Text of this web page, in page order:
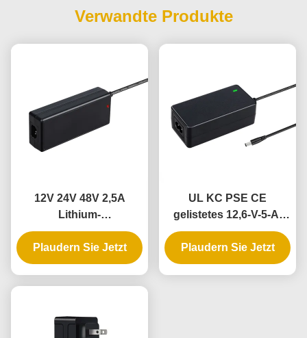
Verwandte Produkte
12V 24V 48V 2,5A
Lithium-
Batterieladegerät mit
PC-feuerfestem Material
und Kurzschlussschutz
Plaudern Sie Jetzt
UL KC PSE CE
gelistetes 12,6-V-5-A-
Lithium-
Batterieladegerät mit
CC-CV-Lademodus
Plaudern Sie Jetzt